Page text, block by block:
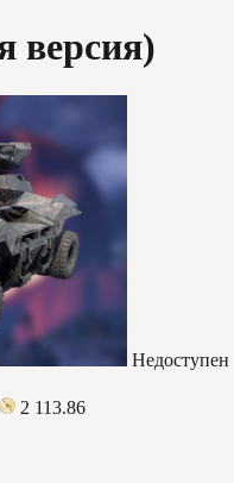
версия)
Недоступен
2 113.86